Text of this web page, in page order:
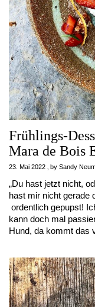
Frühlings-
Mara de Bois
23. Mai 2022 by Sandy
„Du hast jetzt nicht,
hast mir nicht gerade
ordentlich gepupst!
kann doch mal
Hund, da kommt das